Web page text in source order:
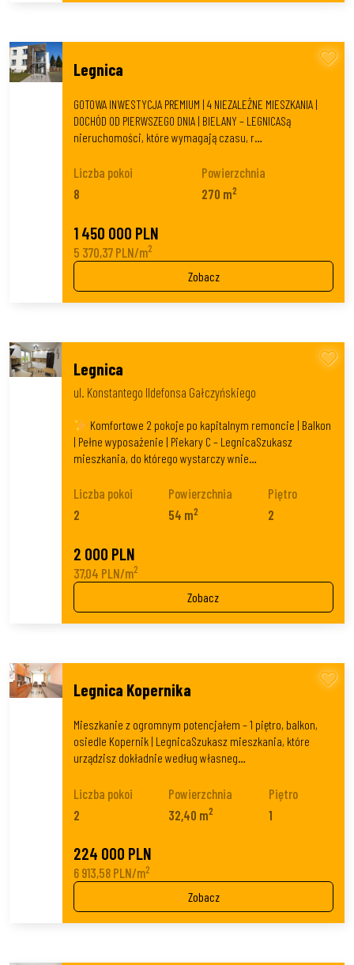
Legnica
GOTOWA INWESTYCJA PREMIUM | 4 NIEZALEŻNE MIESZKANIA |
DOCHÓD OD PIERWSZEGO DNIA | BIELANY – LEGNICASą
nieruchomości, które wymagają czasu, r…
Liczba pokoi
8
Powierzchnia
270 m2
1 450 000 PLN
5 370,37 PLN/m2
Zobacz
Legnica
ul. Konstantego Ildefonsa Gałczyńskiego
Komfortowe 2 pokoje po kapitalnym remoncie | Balkon
| Pełne wyposażenie | Piekary C – LegnicaSzukasz
mieszkania, do którego wystarczy wnie…
Liczba pokoi
2
Powierzchnia
54 m2
Piętro
2
2 000 PLN
37,04 PLN/m2
Zobacz
Legnica Kopernika
Mieszkanie z ogromnym potencjałem – 1 piętro, balkon,
osiedle Kopernik | LegnicaSzukasz mieszkania, które
urządzisz dokładnie według własneg…
Liczba pokoi
2
Powierzchnia
32,40 m2
Piętro
1
224 000 PLN
6 913,58 PLN/m2
Zobacz